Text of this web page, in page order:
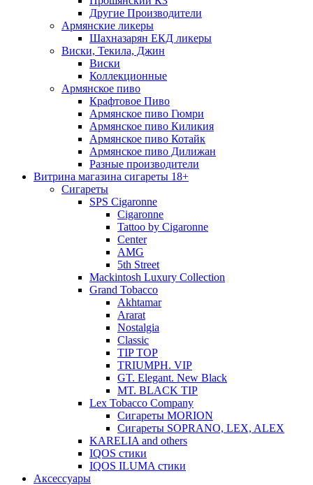
Другие Производители
Армянские ликеры
Шахназарян ЕКД ликеры
Виски, Текила, Джин
Виски
Коллекционные
Армянское пиво
Крафтовое Пиво
Армянское пиво Гюмри
Армянское пиво Киликия
Армянское пиво Котайк
Армянское пиво Дилижан
Разные производители
Витрина магазина сигареты 18+
Cигареты
SPS Cigaronne
Сigaronne
Tattoo by Cigaronne
Center
AMG
5th Street
Mackintosh Luxury Collection
Grand Tobacco
Akhtamar
Ararat
Nostalgia
Classic
TIP TOP
TRIUMPH. VIP
GT. Elegant. New Black
MT. BLACK TIP
Lex Tobacco Company
Сигареты MORION
Сигареты SOPRANO, LEX, ALEX
KARELIA and others
IQOS стики
IQOS ILUMA стики
Аксессуары